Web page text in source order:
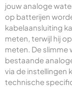
jouw analoge
op batterijen
kabelaansluiting
meten, terwijl hij
meten. De
bestaande
via de instellingen
technische